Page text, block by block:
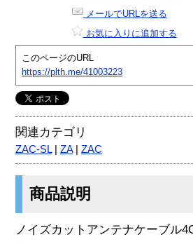
メールでURLを送る
お気に入りに追加する
このページのURL
https://plth.me/41003223
関連カテゴリ
ZAC-SL| ZA| ZAC
商品説明
ノイズカットアンテナケーブル